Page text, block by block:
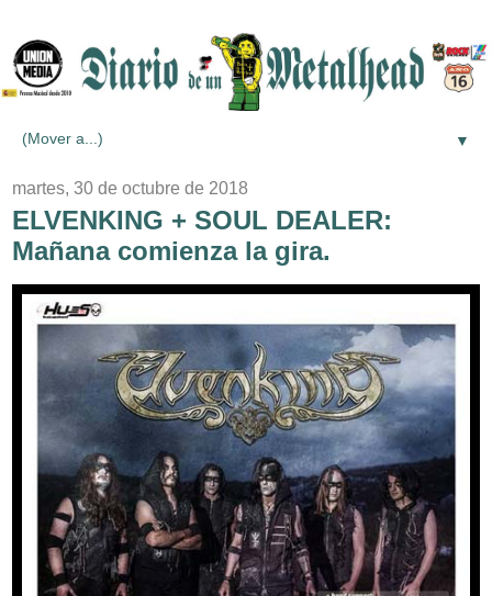
▼
martes, 30 de octubre de 2018
ELVENKING + SOUL DEALER:
Mañana comienza la gira.